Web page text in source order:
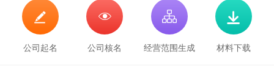

公司起名

公司核名

经营范围生成

材料下载